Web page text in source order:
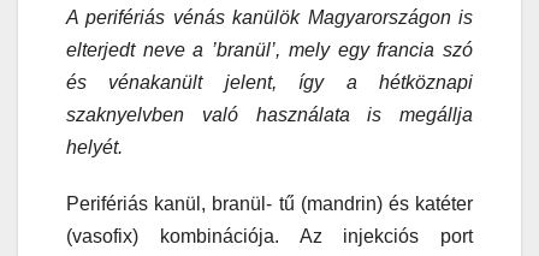
A perifériás vénás kanülök Magyarországon is
elterjedt neve a ’branül’, mely egy francia szó
és vénakanült jelent, így a hétköznapi
szaknyelvben való használata is megállja
helyét.
Perifériás kanül, branül- tű (mandrin) és katéter
(vasofix) kombinációja. Az injekciós port